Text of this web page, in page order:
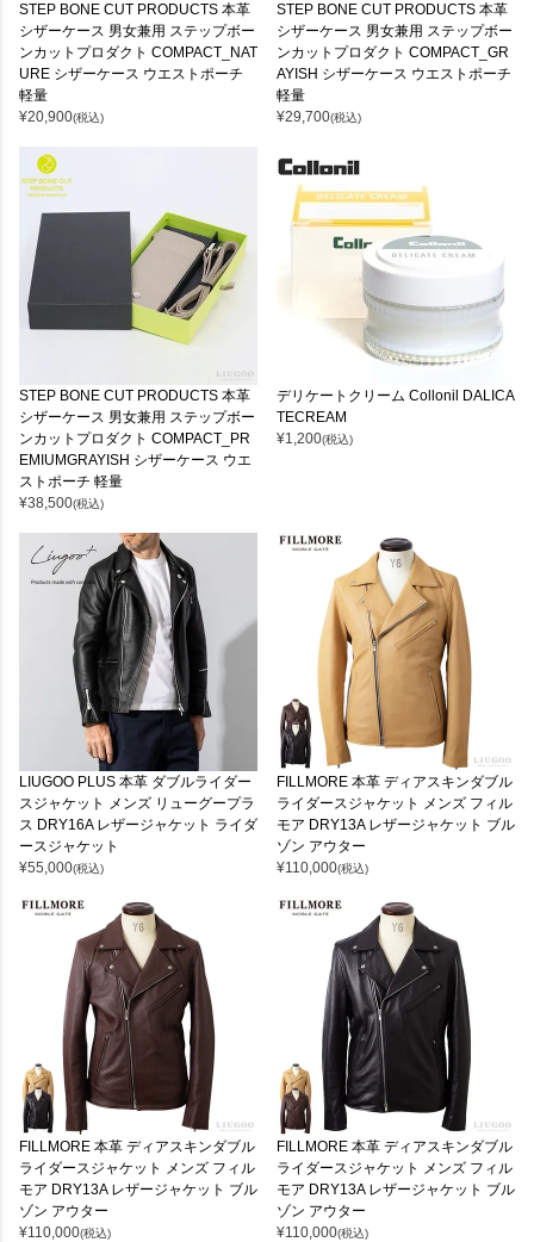
STEP BONE CUT PRODUCTS 本革
シザーケース 男女兼用 ステップボー
ンカットプロダクト COMPACT_NAT
URE シザーケース ウエストポーチ
軽量
¥20,900(税込)
STEP BONE CUT PRODUCTS 本革
シザーケース 男女兼用 ステップボー
ンカットプロダクト COMPACT_GR
AYISH シザーケース ウエストポーチ
軽量
¥29,700(税込)
STEP BONE CUT PRODUCTS 本革
シザーケース 男女兼用 ステップボー
ンカットプロダクト COMPACT_PR
EMIUMGRAYISH シザーケース ウエ
ストポーチ 軽量
¥38,500(税込)
デリケートクリーム Collonil DALICA
TECREAM
¥1,200(税込)
LIUGOO PLUS 本革 ダブルライダー
スジャケット メンズ リューグープラ
ス DRY16A レザージャケット ライダ
ースジャケット
¥55,000(税込)
FILLMORE 本革 ディアスキンダブル
ライダースジャケット メンズ フィル
モア DRY13A レザージャケット ブル
ゾン アウター
¥110,000(税込)
FILLMORE 本革 ディアスキンダブル
ライダースジャケット メンズ フィル
モア DRY13A レザージャケット ブル
ゾン アウター
¥110,000(税込)
FILLMORE 本革 ディアスキンダブル
ライダースジャケット メンズ フィル
モア DRY13A レザージャケット ブル
ゾン アウター
¥110,000(税込)